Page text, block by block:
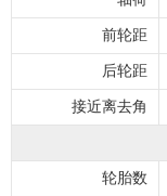
前轮距
后轮距
接近离去角
轮胎数